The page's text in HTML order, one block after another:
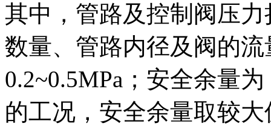
其中，管路及控制阀压
数量、管路内径及阀的
0.2~0.5MPa；安全余量
的工况，安全余量取较